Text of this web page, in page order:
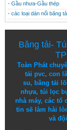
- Gầu nhưa-Gầu thép
- các loại dán nối băng
Băng tải-
Toàn Phát
tải pvc,con
su, băng tải
nhựa, túi lọc
nhà máy, các tổ
tin sẽ làm hài
và